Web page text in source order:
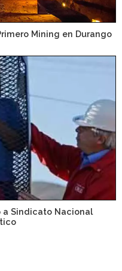
Mining en Durango
a Sindicato Nacional